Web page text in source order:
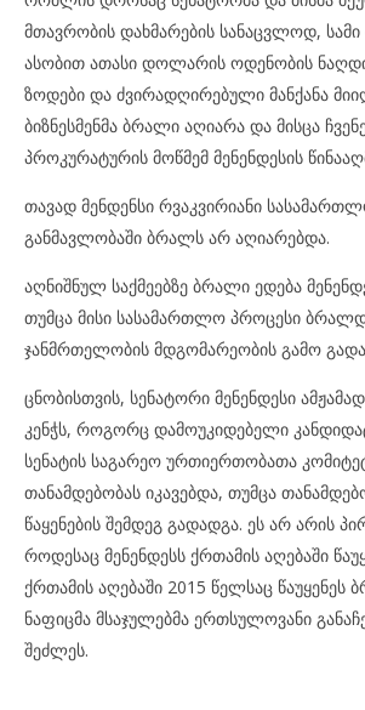
მთავრობის დახმარების სანაცვლოდ, სამი
ასობით ათასი დოლარის ოდენობის
ზოდები და ძვირადღირებული მანქანა
ბიზნესმენმა ბრალი აღიარა და მისცა
პროკურატურის მოწმემ მენენდესის
თავად მენდენსი რვაკვირიანი
განმავლობაში ბრალს არ აღიარებდა.
აღნიშნულ საქმეებზე ბრალი ედება
თუმცა მისი სასამართლო პროცესი
ჯანმრთელობის მდგომარეობის გამო
ცნობისთვის, სენატორი მენენდესი
კენჭს, როგორც დამოუკიდებელი
სენატის საგარეო ურთიერთობათა
თანამდებობას იკავებდა, თუმცა
წაყენების შემდეგ გადადგა. ეს არ არის
როდესაც მენენდესს ქრთამის აღებაში
ქრთამის აღებაში 2015 წელსაც წაუყენეს
ნაფიცმა მსაჯულებმა ერთსულოვანი
შეძლეს.